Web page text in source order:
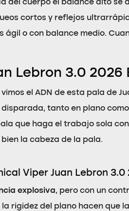
del cuerpo el balance alto se
cortos y reflejos
o con balance medio.
Lebron 3.0 2026
el ADN de esta pala de
tanto en plano
que haga el trabajo sola
la cabeza de la pala.
Viper Juan Lebron 3.0
explosiva, pero con un
rigidez del plano hacen que